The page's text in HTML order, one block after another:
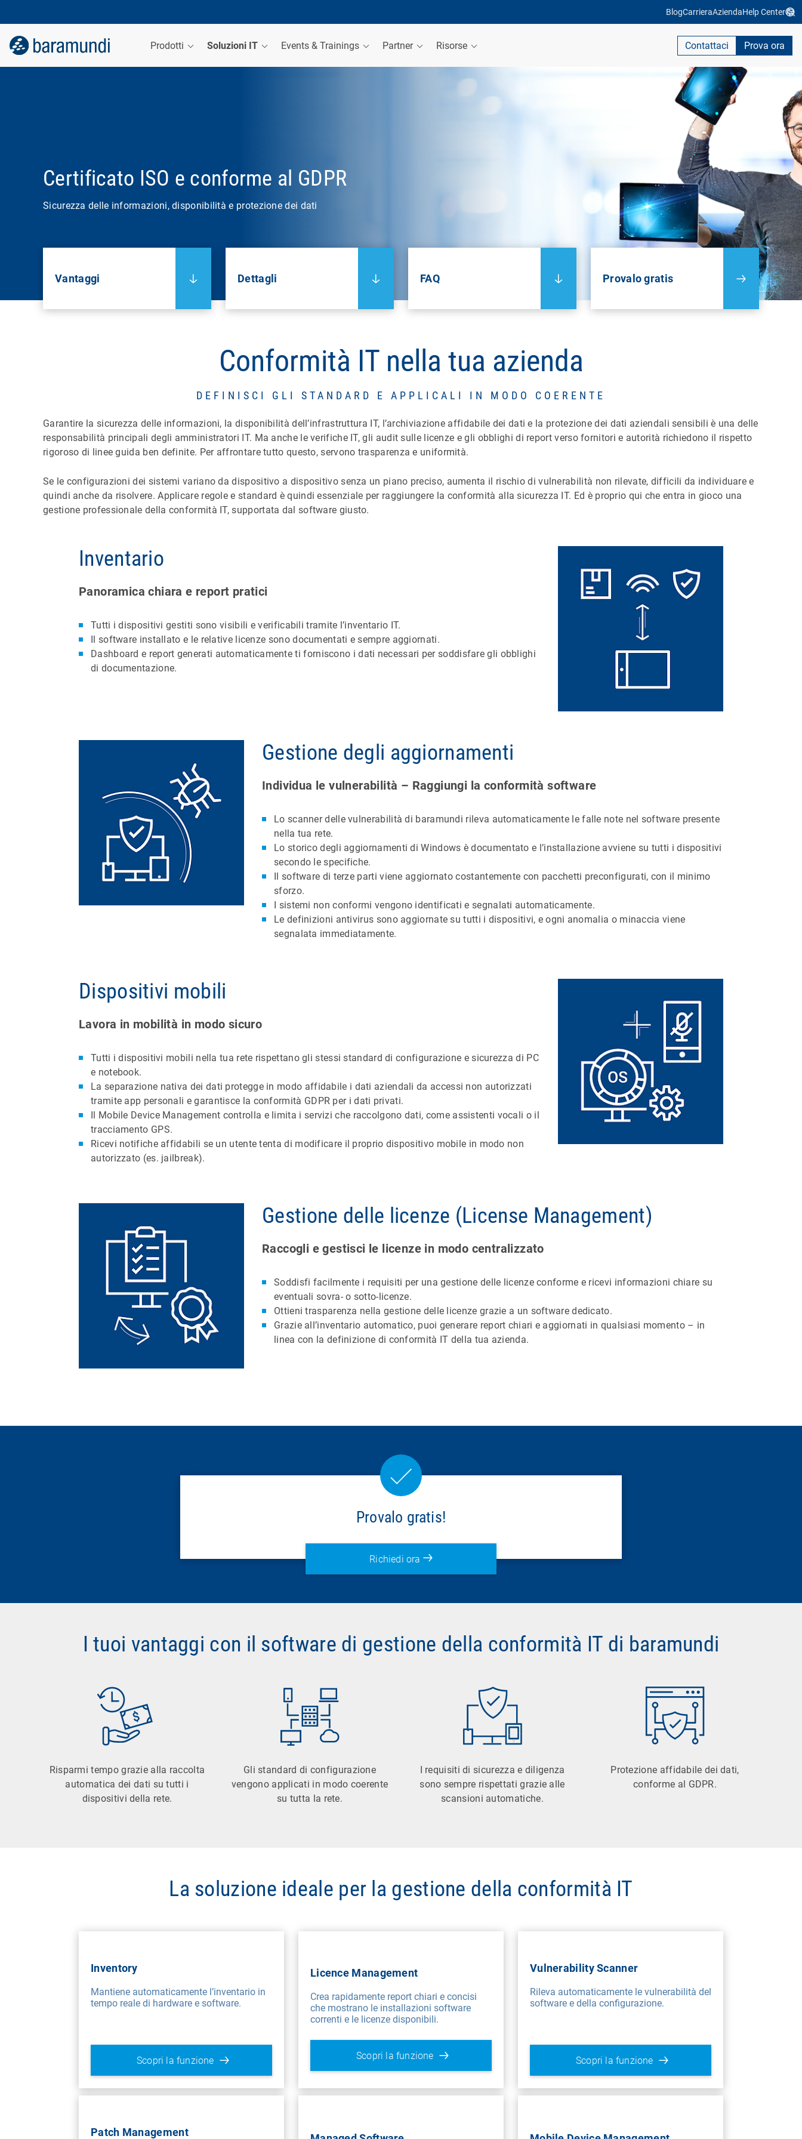
BlogCarrieraAziendaHelp Center
Prodotti Soluzioni IT Events & Trainings Partner Risorse Contattaci Prova ora
Certificato ISO e conforme al GDPR
Sicurezza delle informazioni, disponibilità e protezione dei dati
Vantaggi Dettagli FAQ Provalo gratis
Conformità IT nella tua azienda
DEFINISCI GLI STANDARD E APPLICALI IN MODO COERENTE
Garantire la sicurezza delle informazioni, la disponibilità dell’infrastruttura IT, l’archiviazione affidabile dei dati e la protezione dei dati aziendali sensibili è una delle
responsabilità principali degli amministratori IT. Ma anche le verifiche IT, gli audit sulle licenze e gli obblighi di report verso fornitori e autorità richiedono il rispetto
rigoroso di linee guida ben definite. Per affrontare tutto questo, servono trasparenza e uniformità.
Se le configurazioni dei sistemi variano da dispositivo a dispositivo senza un piano preciso, aumenta il rischio di vulnerabilità non rilevate, difficili da individuare e
quindi anche da risolvere. Applicare regole e standard è quindi essenziale per raggiungere la conformità alla sicurezza IT. Ed è proprio qui che entra in gioco una
gestione professionale della conformità IT, supportata dal software giusto.
Inventario
Panoramica chiara e report pratici
Tutti i dispositivi gestiti sono visibili e verificabili tramite l’inventario IT.
Il software installato e le relative licenze sono documentati e sempre aggiornati.
Dashboard e report generati automaticamente ti forniscono i dati necessari per soddisfare gli obblighi
di documentazione.
Gestione degli aggiornamenti
Individua le vulnerabilità – Raggiungi la conformità software
Lo scanner delle vulnerabilità di baramundi rileva automaticamente le falle note nel software presente
nella tua rete.
Lo storico degli aggiornamenti di Windows è documentato e l’installazione avviene su tutti i dispositivi
secondo le specifiche.
Il software di terze parti viene aggiornato costantemente con pacchetti preconfigurati, con il minimo
sforzo.
I sistemi non conformi vengono identificati e segnalati automaticamente.
Le definizioni antivirus sono aggiornate su tutti i dispositivi, e ogni anomalia o minaccia viene
segnalata immediatamente.
Dispositivi mobili
Lavora in mobilità in modo sicuro
Tutti i dispositivi mobili nella tua rete rispettano gli stessi standard di configurazione e sicurezza di PC
e notebook.
La separazione nativa dei dati protegge in modo affidabile i dati aziendali da accessi non autorizzati
tramite app personali e garantisce la conformità GDPR per i dati privati.
Il Mobile Device Management controlla e limita i servizi che raccolgono dati, come assistenti vocali o il
tracciamento GPS.
Ricevi notifiche affidabili se un utente tenta di modificare il proprio dispositivo mobile in modo non
autorizzato (es. jailbreak).
Gestione delle licenze (License Management)
Raccogli e gestisci le licenze in modo centralizzato
Soddisfi facilmente i requisiti per una gestione delle licenze conforme e ricevi informazioni chiare su
eventuali sovra- o sotto-licenze.
Ottieni trasparenza nella gestione delle licenze grazie a un software dedicato.
Grazie all’inventario automatico, puoi generare report chiari e aggiornati in qualsiasi momento – in
linea con la definizione di conformità IT della tua azienda.
Provalo gratis!
Richiedi ora
I tuoi vantaggi con il software di gestione della conformità IT di baramundi
Risparmi tempo grazie alla raccolta
automatica dei dati su tutti i
dispositivi della rete.
Gli standard di configurazione
vengono applicati in modo coerente
su tutta la rete.
I requisiti di sicurezza e diligenza
sono sempre rispettati grazie alle
scansioni automatiche.
Protezione affidabile dei dati,
conforme al GDPR.
La soluzione ideale per la gestione della conformità IT
Inventory
Mantiene automaticamente l’inventario in
tempo reale di hardware e software.
Scopri la funzione
Licence Management
Crea rapidamente report chiari e concisi
che mostrano le installazioni software
correnti e le licenze disponibili.
Scopri la funzione
Vulnerability Scanner
Rileva automaticamente le vulnerabilità del
software e della configurazione.
Scopri la funzione
Patch Management